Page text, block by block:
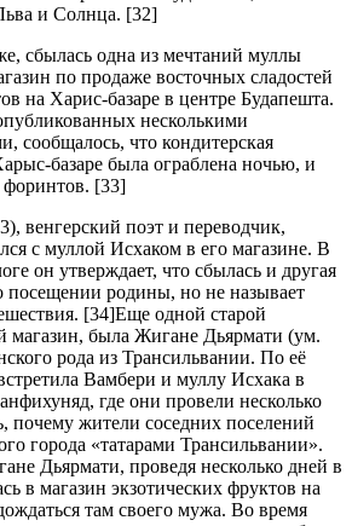
и Солнца. [32]
сбылась одна из мечтаний муллы
по продаже восточных сладостей
на Харис-базаре в центре Будапешта.
несколькими
сообщалось, что кондитерская
базаре была ограблена ночью, и
форинтов. [33]
венгерский поэт и переводчик,
с муллой Исхаком в его магазине. В
он утверждает, что сбылась и другая
посещении родины, но не называет
[34]Еще одной старой
магазин, была Жигане Дьярмати (ум.
рода из Трансильвании. По её
Вамбери и муллу Исхака в
где они провели несколько
почему жители соседних поселений
города «татарами Трансильвании».
Дьярмати, проведя несколько дней в
в магазин экзотических фруктов на
там своего мужа. Во время